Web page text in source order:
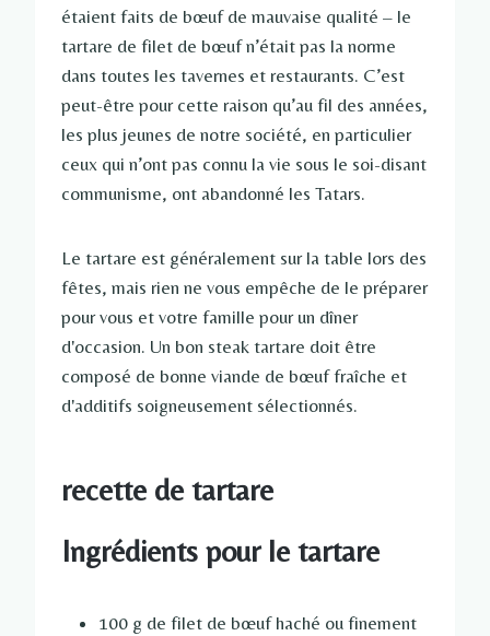
étaient faits de bœuf de mauvaise qualité – le
tartare de filet de bœuf n’était pas la norme
dans toutes les tavernes et restaurants. C’est
peut-être pour cette raison qu’au fil des années,
les plus jeunes de notre société, en particulier
ceux qui n’ont pas connu la vie sous le soi-disant
communisme, ont abandonné les Tatars.
Le tartare est généralement sur la table lors des
fêtes, mais rien ne vous empêche de le préparer
pour vous et votre famille pour un dîner
d'occasion. Un bon steak tartare doit être
composé de bonne viande de bœuf fraîche et
d'additifs soigneusement sélectionnés.
recette de tartare
Ingrédients pour le tartare
100 g de filet de bœuf haché ou finement